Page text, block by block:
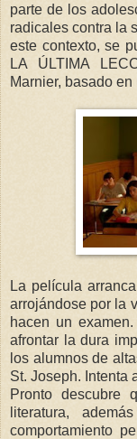
parte de los
radicales contra la
este contexto, se
LA ÚLTIMA
Marnier, basado
La película
arrojándose por la
hacen un
afrontar la dura
los alumnos de
St. Joseph. Intenta
Pronto descubre
literatura,
comportamiento